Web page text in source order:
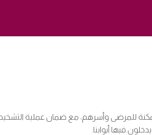
ممكنة للمرضى وأسرهم، مع ضمان عملية
فيها أبوابنا.